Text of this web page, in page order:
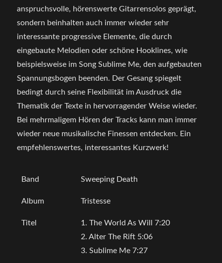
anspruchsvolle, hörenswerte Gitarrensolos geprägt,
sondern beinhalten auch immer wieder sehr
interessante progressive Elemente, die durch
eingebaute Melodien oder schöne Hooklines, wie
beispielsweise im Song Sublime Me, den aufgebauten
Spannungsbogen beenden. Der Gesang spiegelt
bedingt durch seine Flexibilität im Ausdruck die
Thematik der Texte in hervorragender Weise wieder.
Bei mehrmaligem Hören der Tracks kann man immer
wieder neue musikalische Finessen entdecken. Ein
empfehlenswertes, interessantes Kurzwerk!
Band Sweeping Death
Album Tristesse
Titel
1. The World As Will 7:20
2. Alter The Rift 5:06
3. Sublime Me 7:27